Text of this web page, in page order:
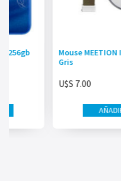
256gb
Mouse
Gris
U$S 7.00